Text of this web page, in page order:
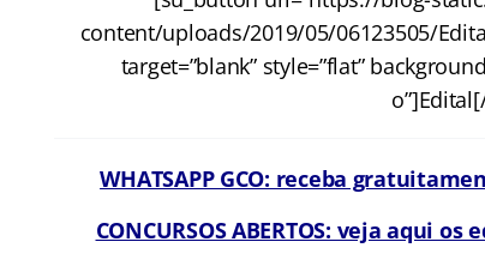
content/uploads/2019/05/06123505/
target=”blank” style=”flat”
WHATSAPP GCO: receba
CONCURSOS ABERTOS: veja aqui